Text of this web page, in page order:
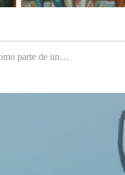
parte de un…